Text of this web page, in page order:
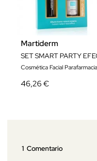
Martiderm
SET SMART PARTY
Cosmética Facial Parafarmacia
46,26 €
1 Comentario